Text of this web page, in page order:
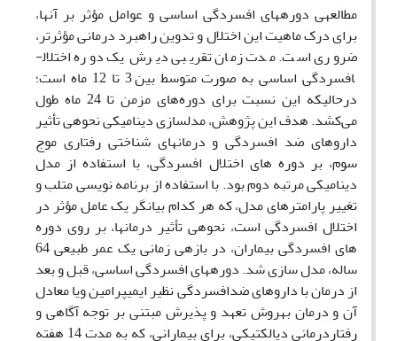
مطالعهی دورههای افسردگی اساسی و عوامل مؤثر بر آنها،
برای درک ماهیت این اختلال و تدوین راهبرد درمانی مؤثرتر،
ضروری است. مدت زمان تقریبی دیرش یک دوره اختلال­
افسردگی ­اساسی به صورت متوسط بین 3 تا 12 ماه است؛
درحالی­که این نسبت برای دوره‌های مزمن تا 24 ماه طول
می‌کشد. هدف این پژوهش، مدلسازی دینامیکی نحوهی تأثیر
داروهای ضد افسردگی و درمانهای شناختی رفتاری موج
سوم، بر دوره‏ های اختلال افسردگی، با استفاده از مدل
دینامیکی مرتبه دوم بود. با استفاده از برنامه­ نویسی متلب و
تغییر پارامترهای مدل، که هر کدام بیانگر یک عامل مؤثر در
اختلال­ افسردگی است، نحوهی تأثیر درمانها، بر روی دوره
‏های ­افسردگی بیماران، در بازه
ی زمانی یک عمر طبیعی 64
ساله، مدل­ سازی شد. دورههای افسردگی اساسی، قبل و بعد
از درمان با داروهای ضد­افسردگی نظیر ایمی­پرامین ویا معادل
آن و درمان بهروش تعهد و پذیرش مبتنی بر توجه ­آگاهی و
رفتار­درمانی­ دیالکتیکی، برای بیمارانی، که به مدت 14 هفته